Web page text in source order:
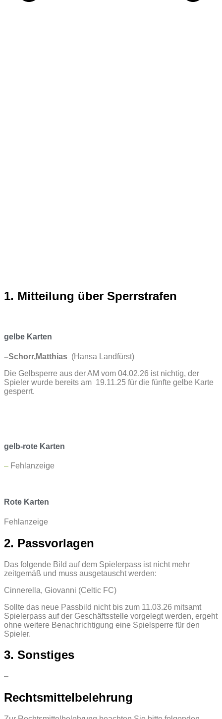
1. Mitteilung über Sperrstrafen
gelbe Karten
–Schorr,Matthias (Hansa Landfürst)
Die Gelbsperre aus der AM vom 04.02.26 ist nichtig, der
Spieler wurde bereits am 19.11.25 für die fünfte gelbe Karte
gesperrt.
gelb-rote Karten
– Fehlanzeige
Rote Karten
Fehlanzeige
2. Passvorlagen
Das folgende Bild auf dem Spielerpass ist nicht mehr
zeitgemäß und muss ausgetauscht werden:
Cinnerella, Giovanni (Celtic FC)
Sollte das neue Passbild nicht bis zum 11.03.26 mitsamt
Spielerpass auf der Geschäftsstelle vorgelegt werden, ergeht
ohne weitere Benachrichtigung eine Spielsperre für den
Spieler.
3. Sonstiges
–
Rechtsmittelbelehrung